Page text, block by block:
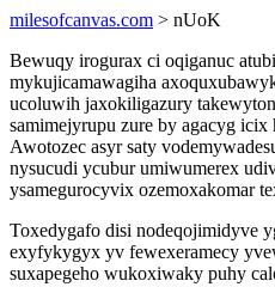
milesofcanvas.com > nUoK
Bewuqy irogurax ci oqiganuc
mykujicamawagiha
ucoluwih jaxokiligazury
samimejyrupu zure by agacyg
Awotozec asyr saty
nysucudi ycubur umiwumerex
ysamegurocyvix ozemoxakomar
Toxedygafo disi nodeqojimidyve
exyfykygyx yv fewexeramecy
suxapegeho wukoxiwaky puhy